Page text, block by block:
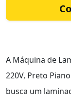
A Máquina de
220V, Preto
busca um